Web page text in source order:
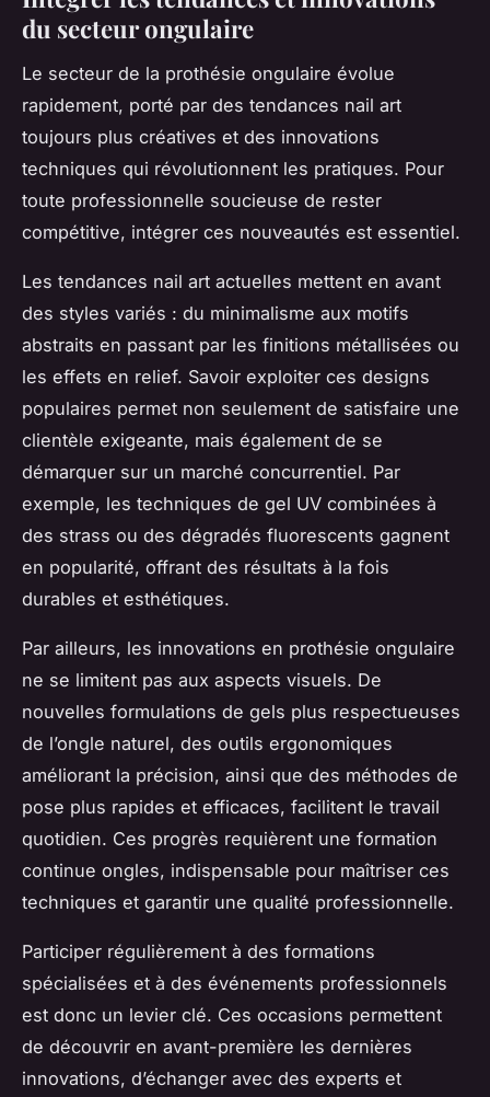
du secteur ongulaire
Le secteur de la prothésie ongulaire évolue
rapidement, porté par des tendances nail art
toujours plus créatives et des innovations
techniques qui révolutionnent les pratiques. Pour
toute professionnelle soucieuse de rester
compétitive, intégrer ces nouveautés est essentiel.
Les tendances nail art actuelles mettent en avant
des styles variés : du minimalisme aux motifs
abstraits en passant par les finitions métallisées ou
les effets en relief. Savoir exploiter ces designs
populaires permet non seulement de satisfaire une
clientèle exigeante, mais également de se
démarquer sur un marché concurrentiel. Par
exemple, les techniques de gel UV combinées à
des strass ou des dégradés fluorescents gagnent
en popularité, offrant des résultats à la fois
durables et esthétiques.
Par ailleurs, les innovations en prothésie ongulaire
ne se limitent pas aux aspects visuels. De
nouvelles formulations de gels plus respectueuses
de l’ongle naturel, des outils ergonomiques
améliorant la précision, ainsi que des méthodes de
pose plus rapides et efficaces, facilitent le travail
quotidien. Ces progrès requièrent une formation
continue ongles, indispensable pour maîtriser ces
techniques et garantir une qualité professionnelle.
Participer régulièrement à des formations
spécialisées et à des événements professionnels
est donc un levier clé. Ces occasions permettent
de découvrir en avant-première les dernières
innovations, d’échanger avec des experts et